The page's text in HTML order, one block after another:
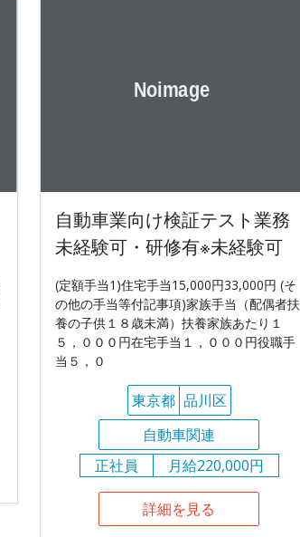
自動車業向け検証テスト業務
未経験可・研修有※未経験可
(定額手当1)住宅手当15,000円33,000円 (そ
の他の手当等付記事項)家族手当（配偶者扶
養の子供１８歳未満）扶養家族あたり１
５，０００円在宅手当１，０００円役職手
当５，０
東京都 品川区
自動車関連
正社員
月給220,000円
詳細を見る